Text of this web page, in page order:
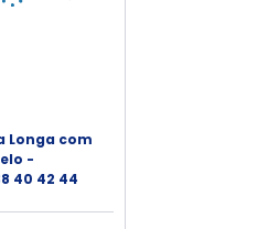
Longa com
-
40 42 44